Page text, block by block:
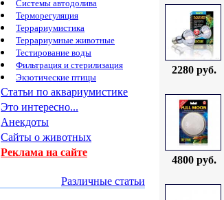
Системы автодолива
Терморегуляция
Террариумистика
Террариумные животные
Тестирование воды
Фильтрация и стерилизация
Экзотические птицы
Статьи по аквариумистике
Это интересно...
Анекдоты
Сайты о животных
Реклама на сайте
Различные статьи
2280 руб.
4800 руб.